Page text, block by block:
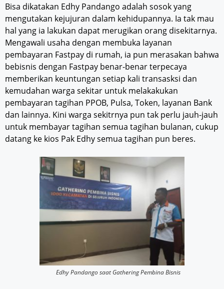
Bisa dikatakan Edhy Pandango adalah sosok yang
mengutakan kejujuran dalam kehidupannya. Ia tak mau
hal yang ia lakukan dapat merugikan orang disekitarnya.
Mengawali usaha dengan membuka layanan
pembayaran Fastpay di rumah, ia pun merasakan bahwa
bebisnis dengan Fastpay benar-benar terpecaya
memberikan keuntungan setiap kali transasksi dan
kemudahan warga sekitar untuk melakakukan
pembayaran tagihan PPOB, Pulsa, Token, layanan Bank
dan lainnya. Kini warga sekitrnya pun tak perlu jauh-jauh
untuk membayar tagihan semua tagihan bulanan, cukup
datang ke kios Pak Edhy semua tagihan pun beres.
Edhy Pandango saat Gathering Pembina Bisnis